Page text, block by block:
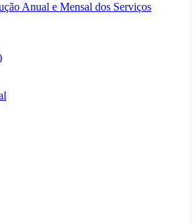
Anual e Mensal dos Serviços